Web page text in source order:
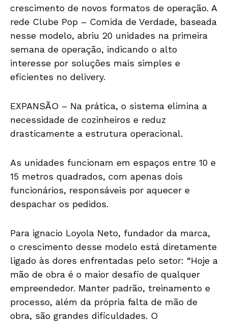
crescimento de novos formatos de operação. A
rede Clube Pop – Comida de Verdade, baseada
nesse modelo, abriu 20 unidades na primeira
semana de operação, indicando o alto
interesse por soluções mais simples e
eficientes no delivery.
EXPANSÃO – Na prática, o sistema elimina a
necessidade de cozinheiros e reduz
drasticamente a estrutura operacional.
As unidades funcionam em espaços entre 10 e
15 metros quadrados, com apenas dois
funcionários, responsáveis por aquecer e
despachar os pedidos.
Para ignacio Loyola Neto, fundador da marca,
o crescimento desse modelo está diretamente
ligado às dores enfrentadas pelo setor: “Hoje a
mão de obra é o maior desafio de qualquer
empreendedor. Manter padrão, treinamento e
processo, além da própria falta de mão de
obra, são grandes dificuldades. O